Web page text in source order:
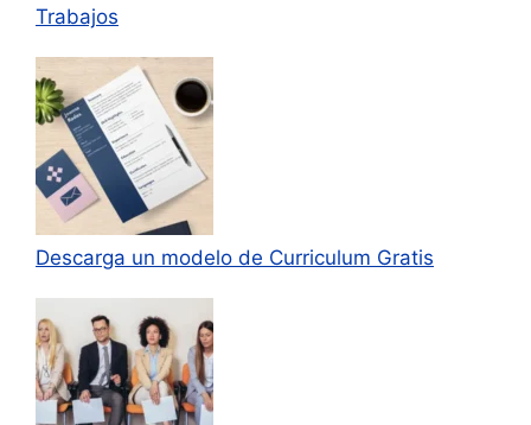
Trabajos
Descarga un modelo de Curriculum Gratis